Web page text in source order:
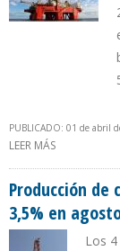
PUBLICADO: 01 de abril
LEER MÁS
Producción de
3,5% en
Los